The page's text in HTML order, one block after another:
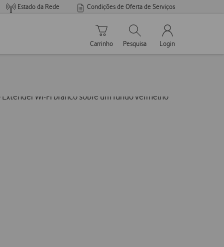
Estado da Rede Condições de Oferta de Serviços
Carrinho de compras
Carrinho
Pesquisar
Pesquisa
My Vodafone
Login